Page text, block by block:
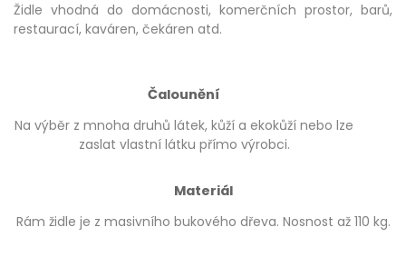
Židle vhodná do domácnosti, komerčních prostor, barů,
restaurací, kaváren, čekáren atd.
Čalounění
Na výběr z mnoha druhů látek, kůží a ekokůží nebo lze
zaslat vlastní látku přímo výrobci.
Materiál
Rám židle je z masivního bukového dřeva. Nosnost až 110 kg.